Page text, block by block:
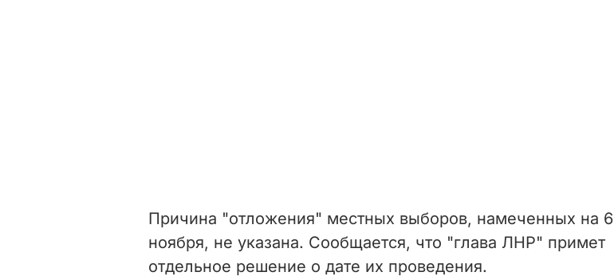
Причина "отложения" местных выборов, намеченных на 6
ноября, не указана. Сообщается, что "глава ЛНР" примет
отдельное решение о дате их проведения.